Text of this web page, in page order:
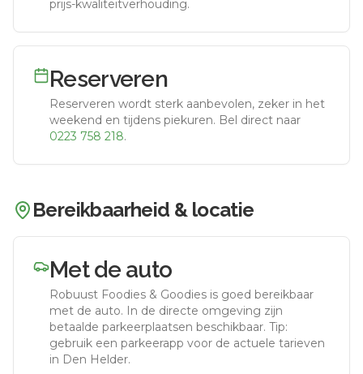
prijs-kwaliteitverhouding.
Reserveren
Reserveren wordt sterk aanbevolen, zeker in het
weekend en tijdens piekuren. Bel direct naar
0223 758 218.
Bereikbaarheid & locatie
Met de auto
Robuust Foodies & Goodies is goed bereikbaar
met de auto.
In de directe omgeving zijn
betaalde parkeerplaatsen beschikbaar. Tip:
gebruik een parkeerapp voor de actuele tarieven
in Den Helder.